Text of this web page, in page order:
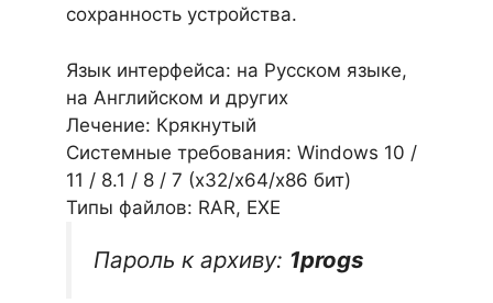
сохранность устройства.
Язык интерфейса: на Русском языке,
на Английском и других
Лечение: Крякнутый
Системные требования: Windows 10 /
11 / 8.1 / 8 / 7 (х32/x64/x86 бит)
Типы файлов: RAR, EXE
Пароль к архиву: 1progs